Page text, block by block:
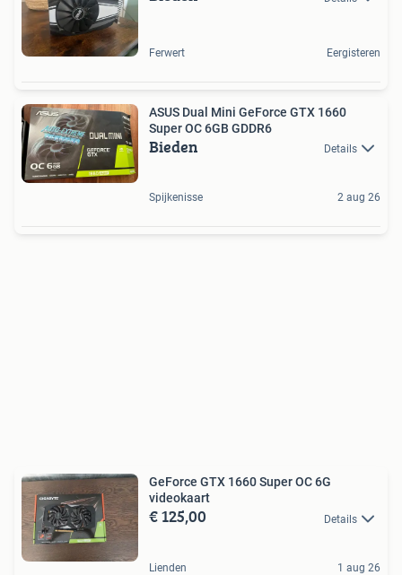
Ferwert Eergisteren
ASUS Dual Mini GeForce GTX 1660
Super OC 6GB GDDR6
Bieden Details
Spijkenisse 2 aug 26
GeForce GTX 1660 Super OC 6G
videokaart
€ 125,00 Details
Lienden 1 aug 26